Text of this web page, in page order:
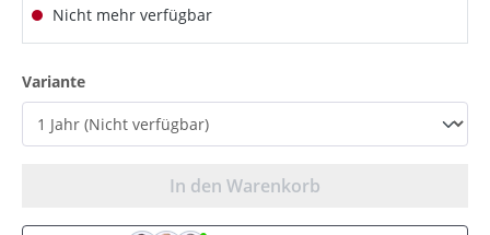
Nicht mehr verfügbar
Varianteauswählen
In den Warenkorb